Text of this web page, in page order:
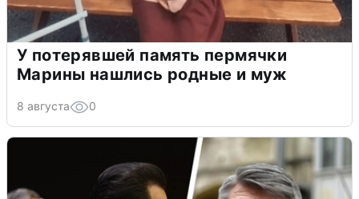
У потерявшей память пермячки
Марины нашлись родные и муж
8 августа 0